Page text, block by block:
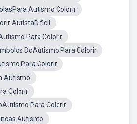
Autismo Colorir
AutistaDificil
Para Colorir
DoAutismo Para Colorir
Para Colorir
Autismo
Colorir
Para Colorir
Autismo